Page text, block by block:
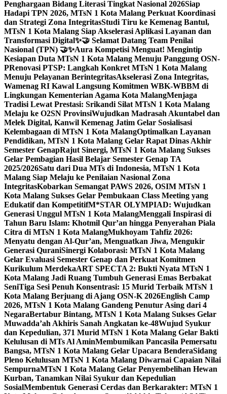
Penghargaan Bidang Literasi Tingkat Nasional 2026Siap
Hadapi TPN 2026, MTsN 1 Kota Malang Perkuat Koordinasi
dan Strategi Zona IntegritasStudi Tiru ke Kemenag Bantul,
MTsN 1 Kota Malang Siap Akselerasi Aplikasi Layanan dan
Transformasi Digital✨🤝 Selamat Datang Team Penilai
Nasional (TPN) 🤝✨Aura Kompetisi Menguat! Mengintip
Kesiapan Duta MTsN 1 Kota Malang Menuju Panggung OSN-
PRenovasi PTSP: Langkah Konkret MTsN 1 Kota Malang
Menuju Pelayanan BerintegritasAkselerasi Zona Integritas,
Wamenag RI Kawal Langsung Komitmen WBK-WBBM di
Lingkungan Kementerian Agama Kota MalangMenjaga
Tradisi Lewat Prestasi: Srikandi Silat MTsN 1 Kota Malang
Melaju ke O2SN ProvinsiWujudkan Madrasah Akuntabel dan
Melek Digital, Kanwil Kemenag Jatim Gelar Sosialisasi
Kelembagaan di MTsN 1 Kota MalangOptimalkan Layanan
Pendidikan, MTsN 1 Kota Malang Gelar Rapat Dinas Akhir
Semester GenapRajut Sinergi, MTsN 1 Kota Malang Sukses
Gelar Pembagian Hasil Belajar Semester Genap TA
2025/2026Satu dari Dua MTs di Indonesia, MTsN 1 Kota
Malang Siap Melaju ke Penilaian Nasional Zona
IntegritasKobarkan Semangat PAWS 2026, OSIM MTsN 1
Kota Malang Sukses Gelar Pembukaan Class Meeting yang
Edukatif dan KompetitifM*STAR OLYMPIAD: Wujudkan
Generasi Unggul MTsN 1 Kota MalangMenggali Inspirasi di
Tahun Baru Islam: Khotmil Qur’an hingga Penyerahan Piala
Citra di MTsN 1 Kota MalangMukhoyam Tahfiz 2026:
Menyatu dengan Al-Qur’an, Menguatkan Jiwa, Mengukir
Generasi QuraniSinergi Kolaborasi: MTsN 1 Kota Malang
Gelar Evaluasi Semester Genap dan Perkuat Komitmen
Kurikulum MerdekaART SPECTA 2: Bukti Nyata MTsN 1
Kota Malang Jadi Ruang Tumbuh Generasi Emas Berbakat
SeniTiga Sesi Penuh Konsentrasi: 15 Murid Terbaik MTsN 1
Kota Malang Berjuang di Ajang OSN-K 2026English Camp
2026, MTsN 1 Kota Malang Gandeng Penutur Asing dari 4
NegaraBertabur Bintang, MTsN 1 Kota Malang Sukses Gelar
Muwadda’ah Akhiris Sanah Angkatan ke-48Wujud Syukur
dan Kepedulian, 371 Murid MTsN 1 Kota Malang Gelar Bakti
Kelulusan di MTs Al AminMembumikan Pancasila Pemersatu
Bangsa, MTsN 1 Kota Malang Gelar Upacara BenderaSidang
Pleno Kelulusan MTsN 1 Kota Malang Diwarnai Capaian Nilai
SempurnaMTsN 1 Kota Malang Gelar Penyembelihan Hewan
Kurban, Tanamkan Nilai Syukur dan Kepedulian
SosialMembentuk Generasi Cerdas dan Berkarakter: MTsN 1